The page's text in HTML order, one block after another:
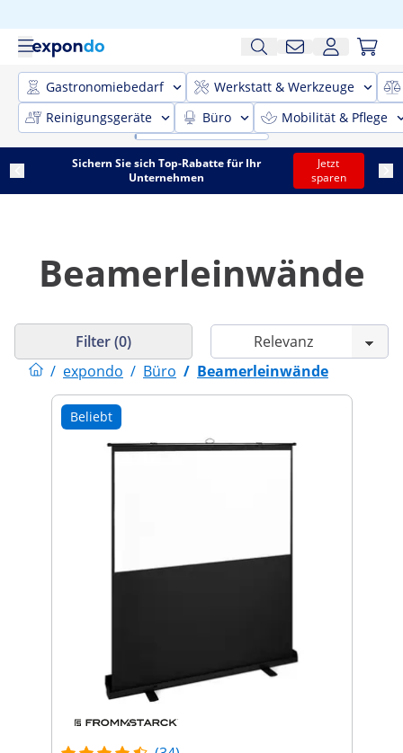
Gastronomiebedarf
Werkstatt & Werkzeuge
Reinigungsgeräte
Büro Mobilität & Pflege
Sichern Sie sich Top-Rabatte für Ihr
Unternehmen
Jetzt
sparen
Beamerleinwände
/ expondo / Büro / Beamerleinwände
Filter (0)
Beliebt